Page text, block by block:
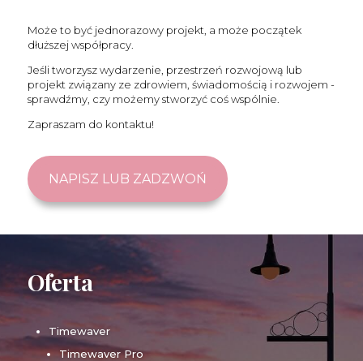
Może to być jednorazowy projekt, a może początek
dłuższej współpracy.
Jeśli tworzysz wydarzenie, przestrzeń rozwojową lub
projekt związany ze zdrowiem, świadomością i rozwojem -
sprawdźmy, czy możemy stworzyć coś wspólnie.
Zapraszam do kontaktu!
NAPISZ LUB ZADZWOŃ
Oferta
Timewaver
Timewaver Pro